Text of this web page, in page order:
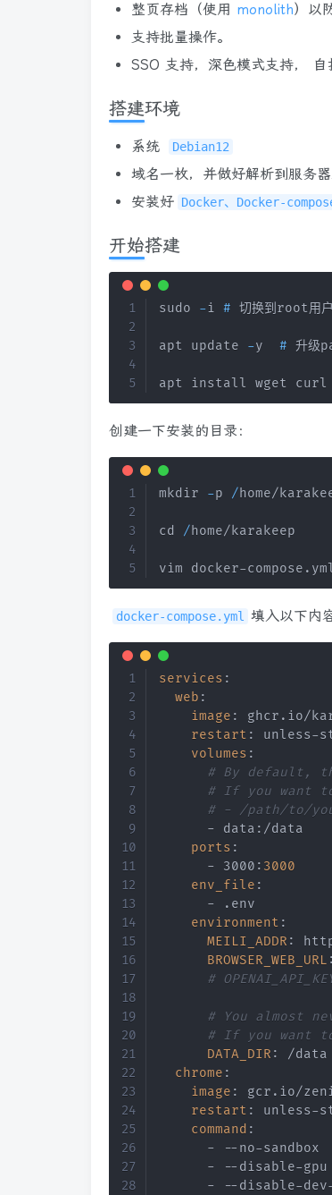
整页存档（使用 monolith）以
支持批量操作。
SSO 支持，深色模式支持， 自
搭建环境
系统 Debian12
域名一枚，并做好解析到服务
安装好 Docker、Docker-
开始搭建
sudo -i # 切换到root用户
apt update -y # 升级
apt install wget curl
创建一下安装的目录：
mkdir -p /home/
cd /home/karakeep
vim docker-compose .
docker-compose.yml 填入以下内
services :
web :
image : ghcr.io/
restart : unless-
volumes :
# By default,
# If you want
# - /path/to/
- data : /data
ports :
- 3000 : 3000
env_file :
- .env
environment :
MEILI_ADDR :
BROWSER_WEB_URL :
#
# You almost
# If you want
DATA_DIR : /data
chrome :
image : gcr.io/
restart : unless-
command :
-
-- no-sandbox
-
-- disable-gpu
-
-- disable-dev